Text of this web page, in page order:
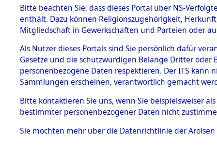
BESTÄNDE
1.
mente
5. Verschiedenes
5.3
Todesmärsche
5.3.1 Alliierte
Erhebungen
zu
Todesmärsch
en
5.3.2
Bitte beachten Sie, dass dieses Portal über NS-
enthält. Dazu können Religionszugehörigkeit,
Mitgliedschaft in Gewerkschaften und Parteien oder
Als Nutzer dieses Portals sind Sie persönlich dafür
Gesetze und die schutzwürdigen Belange Dritter
personenbezogene Daten respektieren. Der ITS
Sammlungen erscheinen, verantwortlich gemacht
Bitte kontaktieren Sie uns, wenn Sie beispielsweiser
bestimmter personenbezogener Daten nicht
Sie möchten mehr über die Datenrichtlinie der Arolsen